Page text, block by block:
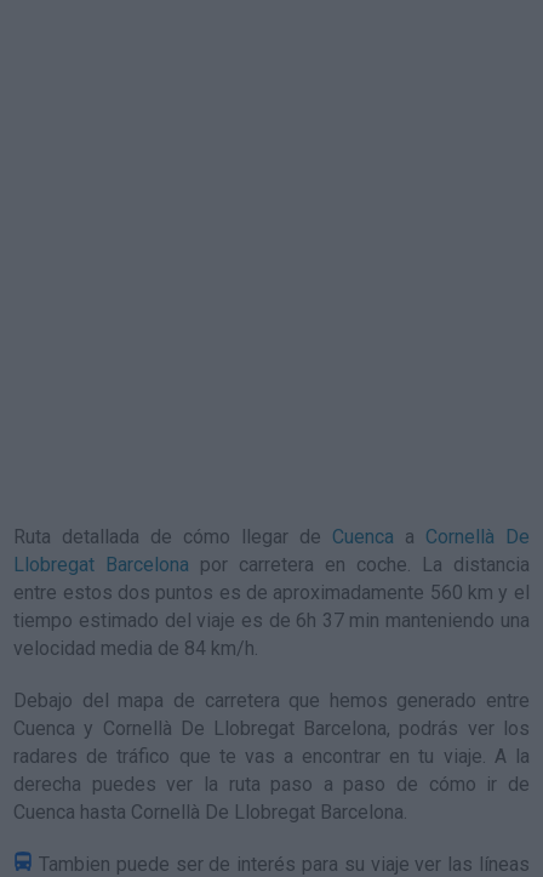
Ruta detallada de cómo llegar de Cuenca a Cornellà De
Llobregat Barcelona por carretera en coche. La distancia
entre estos dos puntos es de aproximadamente 560 km y el
tiempo estimado del viaje es de 6h 37 min manteniendo una
velocidad media de 84 km/h.
Debajo del mapa de carretera que hemos generado entre
Cuenca y Cornellà De Llobregat Barcelona, podrás ver los
radares de tráfico que te vas a encontrar en tu viaje. A la
derecha puedes ver la ruta paso a paso de cómo ir de
Cuenca hasta Cornellà De Llobregat Barcelona.
Tambien puede ser de interés para su viaje ver las líneas